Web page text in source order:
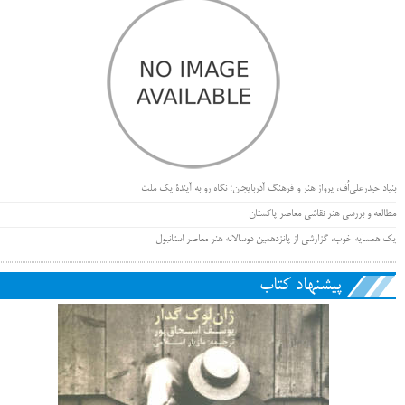
بنیاد حیدرعلی‌اُف، پرواز هنر و فرهنگ آذربایجان؛ نگاه رو به آیندۀ یک ملت
مطالعه و بررسی هنر نقاشی معاصر پاکستان
یک همسایه خوب، گزارشی از پانزدهمین دوسالانه هنر معاصر استانبول
پیشنهاد کتاب